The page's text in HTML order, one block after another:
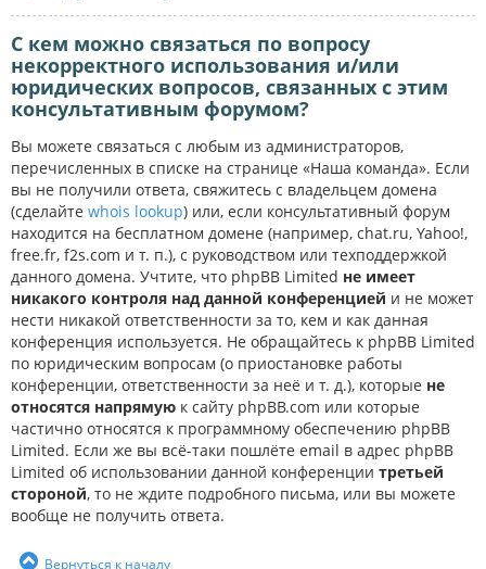
С кем можно связаться по вопросу
некорректного использования и/или
юридических вопросов, связанных с этим
консультативным форумом?
Вы можете связаться с любым из администраторов,
перечисленных в списке на странице «Наша команда». Если
вы не получили ответа, свяжитесь с владельцем домена
(сделайте whois lookup) или, если консультативный форум
находится на бесплатном домене (например, chat.ru, Yahoo!,
free.fr, f2s.com и т. п.), с руководством или техподдержкой
данного домена. Учтите, что phpBB Limited не имеет
никакого контроля над данной конференцией и не может
нести никакой ответственности за то, кем и как данная
конференция используется. Не обращайтесь к phpBB Limited
по юридическим вопросам (о приостановке работы
конференции, ответственности за неё и т. д.), которые не
относятся напрямую к сайту phpBB.com или которые
частично относятся к программному обеспечению phpBB
Limited. Если же вы всё-таки пошлёте email в адрес phpBB
Limited об использовании данной конференции третьей
стороной, то не ждите подробного письма, или вы можете
вообще не получить ответа.
Вернуться к началу